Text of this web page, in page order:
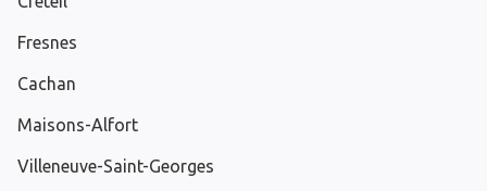
Fresnes
Cachan
Maisons-Alfort
Villeneuve-Saint-Georges